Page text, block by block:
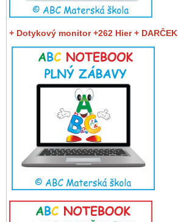
+ Dotykový monitor +262 Hier + DARČEK